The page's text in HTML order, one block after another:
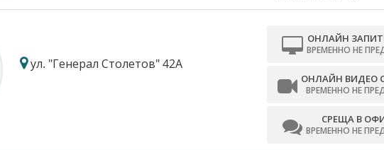
ул. "Генерал Столетов" 42А
ОНЛАЙН
ВРЕМЕННО НЕ
ОНЛАЙН ВИДЕО
ВРЕМЕННО НЕ
СРЕЩА В
ВРЕМЕННО НЕ